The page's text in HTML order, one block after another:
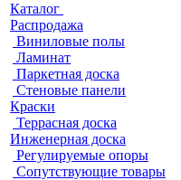
Каталог
Распродажа
Виниловые полы
Ламинат
Паркетная доска
Стеновые панели
Краски
Террасная доска
Инженерная доска
Регулируемые опоры
Сопутствующие товары